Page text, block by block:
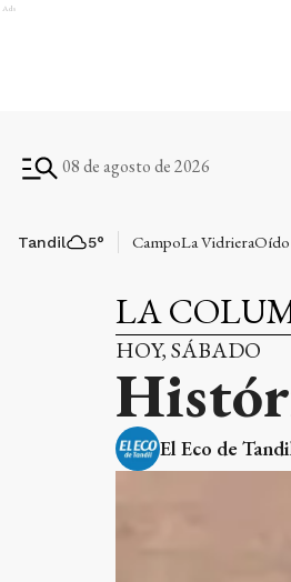
Ads
08 de agosto de 2026
Tandil 5° CampoLa Vidriera
LA
HOY, SÁBADO
El Eco de